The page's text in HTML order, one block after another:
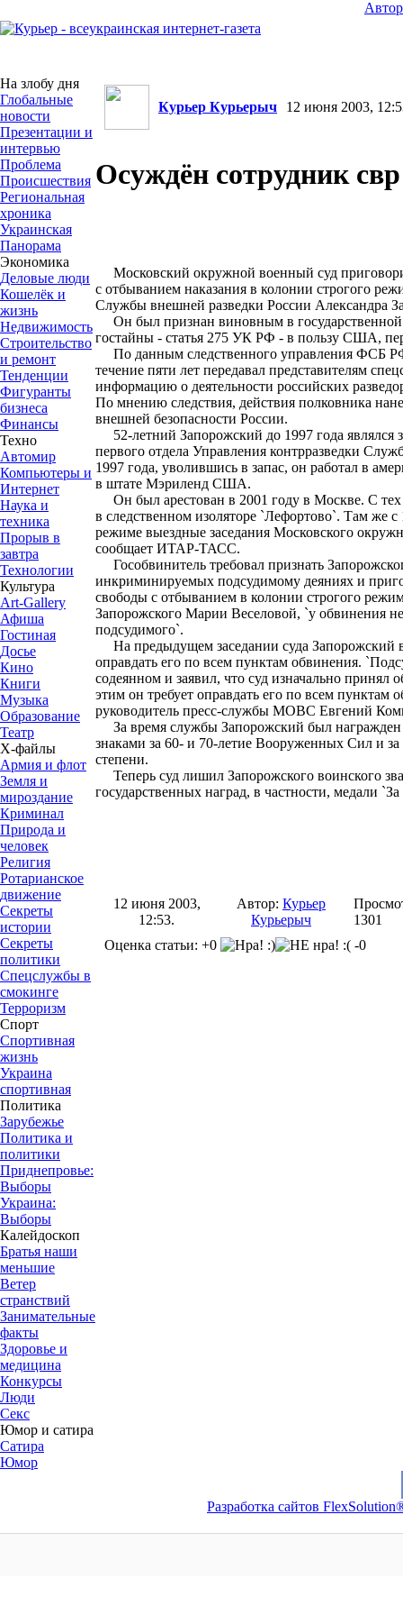
На злобу дня
Глобальные
новости
Презентации и
интервью
Проблема
Происшествия
Региональная
хроника
Украинская
Панорама
Экономика
Деловые люди
Кошелёк и
жизнь
Недвижимость
Строительство
и ремонт
Тенденции
Фигуранты
бизнеса
Финансы
Техно
Автомир
Компьютеры и
Интернет
Наука и
техника
Прорыв в
завтра
Технологии
Культура
Art-Gallery
Афиша
Гостиная
Досье
Кино
Книги
Музыка
Образование
Театр
Х-файлы
Армия и флот
Земля и
мироздание
Криминал
Природа и
человек
Религия
Ротарианское
движение
Секреты
истории
Секреты
политики
Спецслужбы в
смокинге
Терроризм
Спорт
Спортивная
жизнь
Украина
спортивная
Политика
Зарубежье
Политика и
политики
Приднепровье:
Выборы
Украина:
Выборы
Калейдоскоп
Братья наши
меньшие
Ветер
странствий
Занимательные
факты
Здоровье и
медицина
Конкурсы
Люди
Секс
Юмор и сатира
Сатира
Юмор
Курьер Курьерыч 12 июня 2003,
Осуждён сотрудник свр
Московский окружной военный суд
с отбыванием наказания в колонии строгого
Службы внешней разведки России Александра
Он был признан виновным в
гостайны - статья 275 УК РФ - в пользу США,
По данным следственного управления ФСБ
течение пяти лет передавал представителям
информацию о деятельности российских
По мнению следствия, действия полковника
внешней безопасности России.
52-летний Запорожский до 1997 года являлся
первого отдела Управления контрразведки
1997 года, уволившись в запас, он работал в
в штате Мэриленд США.
Он был арестован в 2001 году в Москве. С тех
в следственном изоляторе `Лефортово`. Там же с
режиме выездные заседания Московского
сообщает ИТАР-ТАСС.
Гособвинитель требовал признать
инкриминируемых подсудимому деяниях и
свободы с отбыванием в колонии строгого
Запорожского Марии Веселовой, `у обвинения
подсудимого`.
На предыдущем заседании суда Запорожский
оправдать его по всем пунктам обвинения.
содеянном и заявил, что суд изначально принял
этим он требует оправдать его по всем пунктам
руководитель пресс-службы МОВС Евгений
За время службы Запорожский был
знаками за 60- и 70-летие Вооруженных Сил и
степени.
Теперь суд лишил Запорожского воинского
государственных наград, в частности, медали
12 июня 2003,
12:53.
Автор: Курьер
Курьерыч
1301
Оценка статьи: +0
-0
Разработка сайтов